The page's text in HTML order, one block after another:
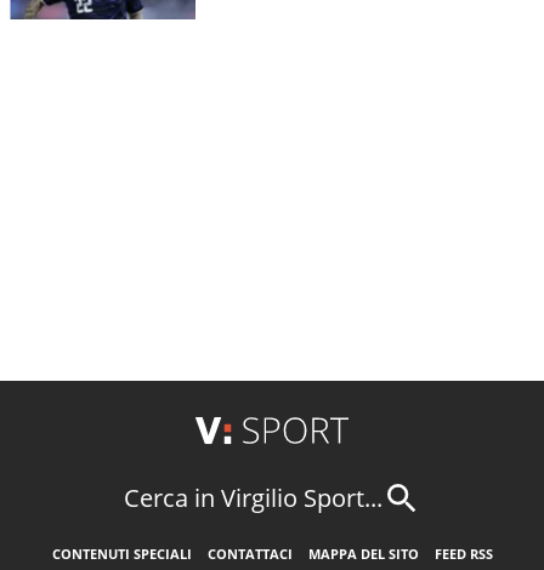
Cerca in Virgilio Sport...
CONTENUTI SPECIALI CONTATTACI MAPPA DEL SITO
FEED RSS